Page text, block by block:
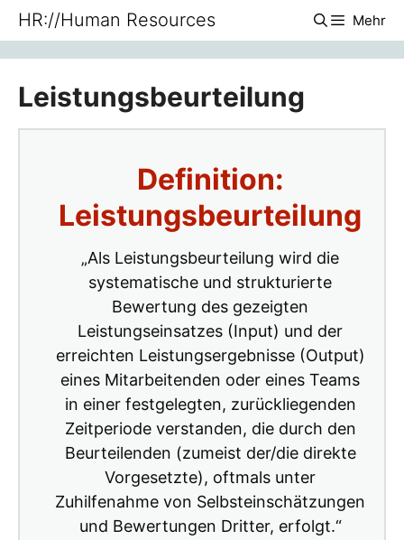
Zum
springen
HR://Human Resources Mehr
Leistungsbeurteilung
Definition:
Leistungsbeurteilung
„Als Leistungsbeurteilung wird die
systematische und strukturierte
Bewertung des gezeigten
Leistungseinsatzes (Input) und der
erreichten Leistungsergebnisse (Output)
eines Mitarbeitenden oder eines Teams
in einer festgelegten, zurückliegenden
Zeitperiode verstanden, die durch den
Beurteilenden (zumeist der/die direkte
Vorgesetzte), oftmals unter
Zuhilfenahme von Selbsteinschätzungen
und Bewertungen Dritter, erfolgt.“